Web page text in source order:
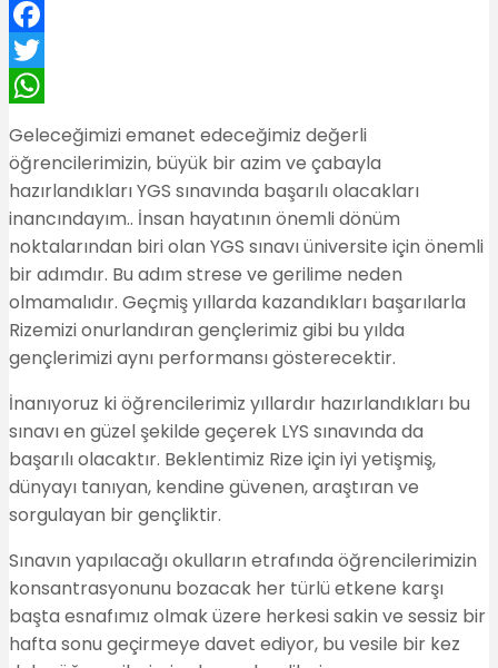
Facebook
Twitter
Geleceğimizi emanet edeceğimiz değerli
öğrencilerimizin, büyük bir azim ve çabayla
hazırlandıkları YGS sınavında başarılı olacakları
inancındayım.. İnsan hayatının önemli dönüm
noktalarından biri olan YGS sınavı üniversite için önemli
bir adımdır. Bu adım strese ve gerilime neden
olmamalıdır. Geçmiş yıllarda kazandıkları başarılarla
Rizemizi onurlandıran gençlerimiz gibi bu yılda
gençlerimizi aynı performansı gösterecektir.
İnanıyoruz ki öğrencilerimiz yıllardır hazırlandıkları bu
sınavı en güzel şekilde geçerek LYS sınavında da
başarılı olacaktır. Beklentimiz Rize için iyi yetişmiş,
dünyayı tanıyan, kendine güvenen, araştıran ve
sorgulayan bir gençliktir.
Sınavın yapılacağı okulların etrafında öğrencilerimizin
konsantrasyonunu bozacak her türlü etkene karşı
başta esnafımız olmak üzere herkesi sakin ve sessiz bir
hafta sonu geçirmeye davet ediyor, bu vesile bir kez